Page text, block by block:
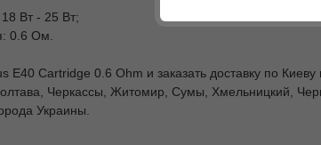
Вт - 25 Вт;
0.6 Ом.
E40 Cartridge 0.6 Ohm и заказать доставку по
Черкассы, Житомир, Сумы, Хмельницкий,
Украины.